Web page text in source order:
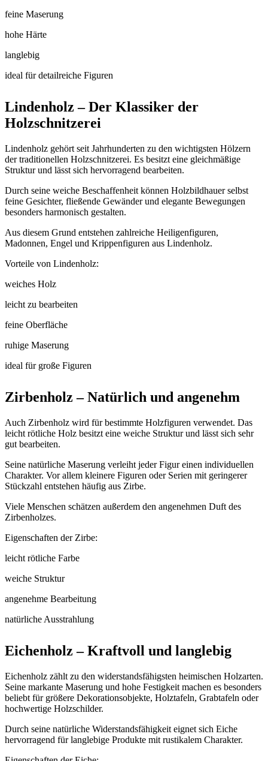
feine Maserung
hohe Härte
langlebig
ideal für detailreiche Figuren
Lindenholz – Der Klassiker der
Holzschnitzerei
Lindenholz gehört seit Jahrhunderten zu den wichtigsten Hölzern
der traditionellen Holzschnitzerei. Es besitzt eine gleichmäßige
Struktur und lässt sich hervorragend bearbeiten.
Durch seine weiche Beschaffenheit können Holzbildhauer selbst
feine Gesichter, fließende Gewänder und elegante Bewegungen
besonders harmonisch gestalten.
Aus diesem Grund entstehen zahlreiche Heiligenfiguren,
Madonnen, Engel und Krippenfiguren aus Lindenholz.
Vorteile von Lindenholz:
weiches Holz
leicht zu bearbeiten
feine Oberfläche
ruhige Maserung
ideal für große Figuren
Zirbenholz – Natürlich und angenehm
Auch Zirbenholz wird für bestimmte Holzfiguren verwendet. Das
leicht rötliche Holz besitzt eine weiche Struktur und lässt sich sehr
gut bearbeiten.
Seine natürliche Maserung verleiht jeder Figur einen individuellen
Charakter. Vor allem kleinere Figuren oder Serien mit geringerer
Stückzahl entstehen häufig aus Zirbe.
Viele Menschen schätzen außerdem den angenehmen Duft des
Zirbenholzes.
Eigenschaften der Zirbe:
leicht rötliche Farbe
weiche Struktur
angenehme Bearbeitung
natürliche Ausstrahlung
Eichenholz – Kraftvoll und langlebig
Eichenholz zählt zu den widerstandsfähigsten heimischen Holzarten.
Seine markante Maserung und hohe Festigkeit machen es besonders
beliebt für größere Dekorationsobjekte, Holztafeln, Grabtafeln oder
hochwertige Holzschilder.
Durch seine natürliche Widerstandsfähigkeit eignet sich Eiche
hervorragend für langlebige Produkte mit rustikalem Charakter.